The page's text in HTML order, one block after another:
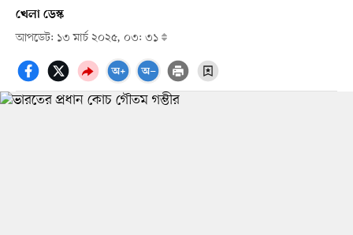
খেলা ডেস্ক
আপডেট: ১৩ মার্চ ২০২৫, ০৩: ৩১